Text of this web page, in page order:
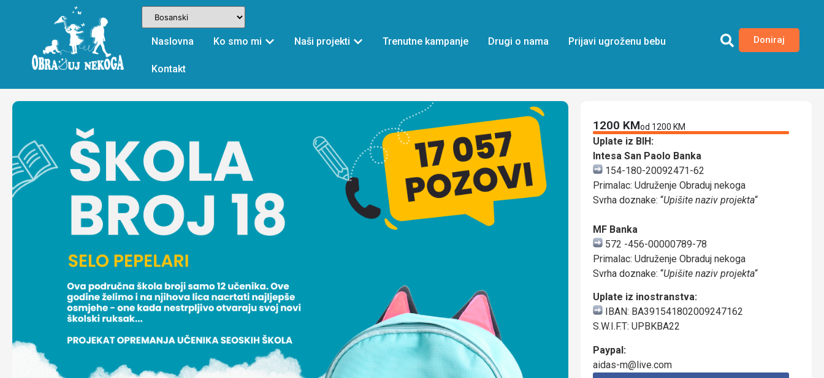
Naslovna Ko smo mi Naši projekti Trenutne kampanje Drugi o nama Prijavi ugroženu bebu
Kontakt
Doniraj
1200 KMod 1200 KM
Uplate iz BIH:
Intesa San Paolo Banka
154-180-20092471-62
Primalac: Udruženje Obraduj nekoga
Svrha doznake: “Upišite naziv projekta“
MF Banka
572 -456-00000789-78
Primalac: Udruženje Obraduj nekoga
Svrha doznake: “Upišite naziv projekta“
Uplate iz inostranstva:
IBAN: BA391541802009247162
S.W.I.F.T: UPBKBA22
Paypal:
aidas-m@live.com